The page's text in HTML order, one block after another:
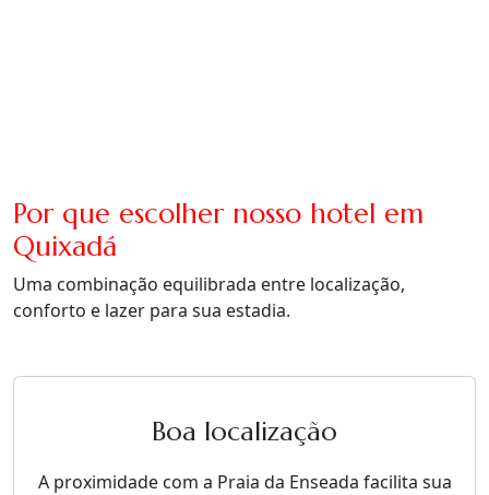
Por que escolher nosso hotel em
Quixadá
Uma combinação equilibrada entre localização,
conforto e lazer para sua estadia.
Boa localização
A proximidade com a Praia da Enseada facilita sua